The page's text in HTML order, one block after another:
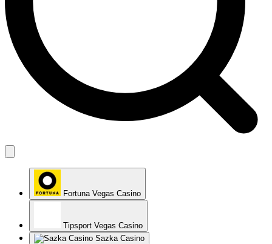
Fortuna Vegas Casino
Tipsport Vegas Casino
Sazka Casino